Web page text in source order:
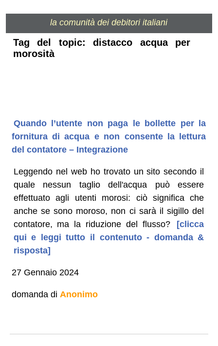
la comunità dei debitori italiani
Tag del topic: distacco acqua per
morosità
Quando l’utente non paga le bollette per la
fornitura di acqua e non consente la lettura
del contatore – Integrazione
Leggendo nel web ho trovato un sito secondo il
quale nessun taglio dell'acqua può essere
effettuato agli utenti morosi: ciò significa che
anche se sono moroso, non ci sarà il sigillo del
contatore, ma la riduzione del flusso?
[clicca
qui e leggi tutto il contenuto - domanda &
risposta]
27 Gennaio 2024
domanda di Anonimo